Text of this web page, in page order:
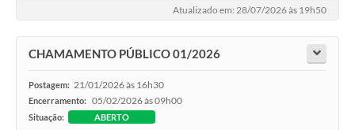
Atualizado em: 28/07/2026 às 19h50
CHAMAMENTO PÚBLICO 01/2026
Postagem: 21/01/2026 às 16h30
Encerramento: 05/02/2026 às 09h00
Situação: ABERTO